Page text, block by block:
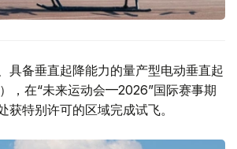
具备垂直起降能力的量产型电动垂直起
，在“未来运动会—2026”国际赛事期
获特别许可的区域完成试飞。